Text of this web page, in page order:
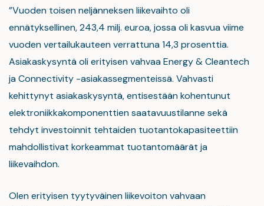
”Vuoden toisen neljänneksen liikevaihto oli
ennätyksellinen, 243,4 milj. euroa, jossa oli kasvua viime
vuoden vertailukauteen verrattuna 14,3 prosenttia.
Asiakaskysyntä oli erityisen vahvaa Energy & Cleantech
ja Connectivity -asiakassegmenteissä. Vahvasti
kehittynyt asiakaskysyntä, entisestään kohentunut
elektroniikkakomponenttien saatavuustilanne sekä
tehdyt investoinnit tehtaiden tuotantokapasiteettiin
mahdollistivat korkeammat tuotantomäärät ja
liikevaihdon.
Olen erityisen tyytyväinen liikevoiton vahvaan